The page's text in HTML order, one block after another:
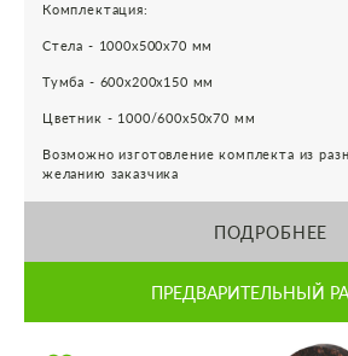
Комплектация:
Стела - 1000х500х70 мм
Тумба - 600х200х150 мм
Цветник - 1000/600х50х70 мм
Возможно изготовление комплекта из
желанию заказчика
ПОДРОБНЕЕ
ПРЕДВАРИТЕЛЬНЫЙ